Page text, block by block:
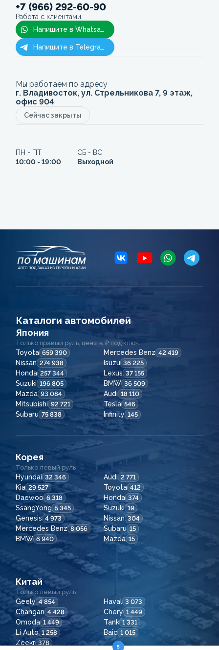
+7 (966) 292-60-90
Работа с клиентами
Напишите в Whatsapp
Напишите в Telegram
Мы работаем по адресу
г. Владивосток, ул. Стрельникова 7, 9 этаж,
офис 904
Сейчас закрыты
ПН - ПТ
10:00 - 19:00
СБ - ВС
Выходной
Каталоги автомобилей
Япония
Только правый руль, цены в ₽ под ключ.
Toyota 659 390 Mercedes Benz 42 419
Nissan 274 938 Isuzu 36 225
Honda 257 344 Lexus 37 155
Suzuki 196 805 BMW 36 509
Mazda 93 084 Audi 18 110
Mitsubishi 92 721 Tesla 546
Subaru 75 838 Infinity 145
Корея
Только левый руль
Hyundai 32 346 Audi 2 771
Kia 29 527 Toyota 412
Daewoo 6 318 Honda 374
SsangYong 5 345 Suzuki 19
Genesis 4 973 Nissan 304
Mercedes Benz 8 056 Subaru 15
BMW 6 940 Mazda 15
Китай
Только левый руль
Geely 4 854 Haval 3 073
Changan 4 428 Chery 1 449
Omoda 1 449 Tank 1 331
Li Auto 1 258 Baic 1 015
Zeekr 378
5